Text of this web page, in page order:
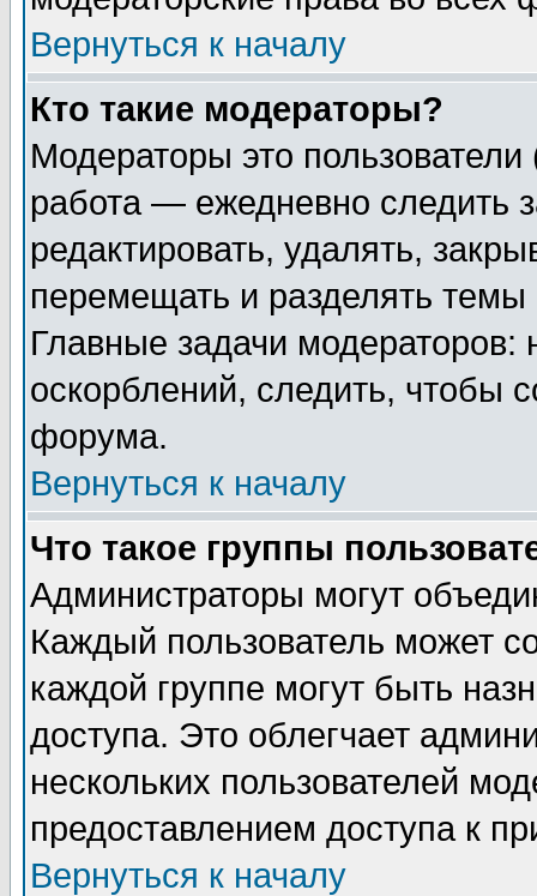
Вернуться к началу
Кто такие модераторы?
Модераторы это
работа — ежедневно следить
редактировать, удалять,
перемещать и разделять
Главные задачи
оскорблений, следить, чтобы
форума.
Вернуться к началу
Что такое группы
Администраторы могут
Каждый пользователь может
каждой группе могут быть
доступа. Это облегчает
нескольких пользователей
предоставлением доступа к
Вернуться к началу